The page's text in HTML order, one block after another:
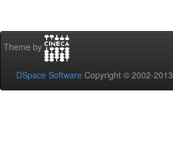
Theme by
DSpace Software Copyright © 2002-2013